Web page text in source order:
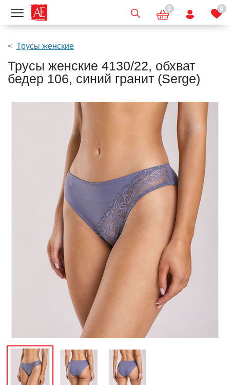
Показать меню 0 0
Трусы женские
Трусы женские 4130/22, обхват
бедер 106, синий гранит (Serge)